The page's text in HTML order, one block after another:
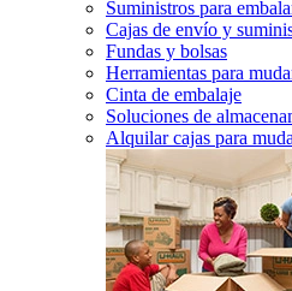
Suministros para
Cajas de envío y
Fundas y bolsas
Herramientas para
Cinta de embalaje
Soluciones de
Alquilar cajas para